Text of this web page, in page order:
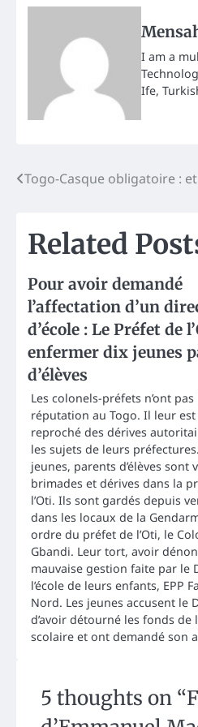
I am a
Ife,
Post
Togo-Casque obligatoire :
Related
Pour avoir demandé
l’affectation d’un
d’école : Le Préfet de
enfermer dix jeunes
d’élèves
Les colonels-préfets n’ont
réputation au Togo. Il leur
reproché des dérives
les sujets de leurs
jeunes, parents d’élèves sont
brimades et dérives dans la
l’Oti. Ils sont gardés depuis
dans les locaux de la
ordre du préfet de l’Oti, le
Gbandi. Leur tort, avoir
mauvaise gestion faite par le
l’école de leurs enfants, EPP
Nord. Les jeunes accusent le
d’avoir détourné les fonds de
scolaire et ont demandé son
5 thoughts on “